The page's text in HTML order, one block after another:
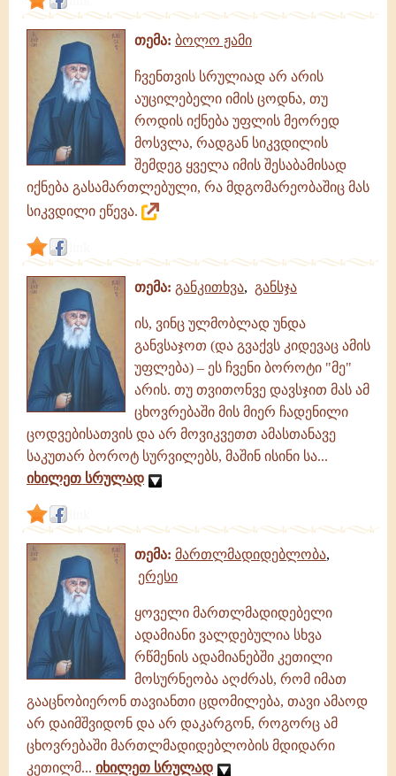
თემა: ბოლო ჟამი
ჩვენთვის სრულიად არ არის
აუცილებელი იმის ცოდნა, თუ
როდის იქნება უფლის მეორედ
მოსვლა, რადგან სიკვდილის
შემდეგ ყველა იმის შესაბამისად
იქნება გასამართლებული, რა მდგომარეობაშიც მას
სიკვდილი ეწევა.
თემა: განკითხვა, განსჯა
ის, ვინც ულმობლად უნდა
განვსაჯოთ (და გვაქვს კიდევაც ამის
უფლება) – ეს ჩვენი ბოროტი "მე"
არის. თუ თვითონვე დავსჯით მას ამ
ცხოვრებაში მის მიერ ჩადენილი
ცოდვებისათვის და არ მოვიკვეთთ ამასთანავე
საკუთარ ბოროტ სურვილებს, მაშინ ისინი სა...
იხილეთ სრულად
თემა: მართლმადიდებლობა,
ერესი
ყოველი მართლმადიდებელი
ადამიანი ვალდებულია სხვა
რწმენის ადამიანებში კეთილი
მოსურნეობა აღძრას, რომ იმათ
გააცნობიერონ თავიანთი ცდომილება, თავი ამაოდ
არ დაიმშვიდონ და არ დაკარგონ, როგორც ამ
ცხოვრებაში მართლმადიდებლობის მდიდარი
კეთილმ... იხილეთ სრულად